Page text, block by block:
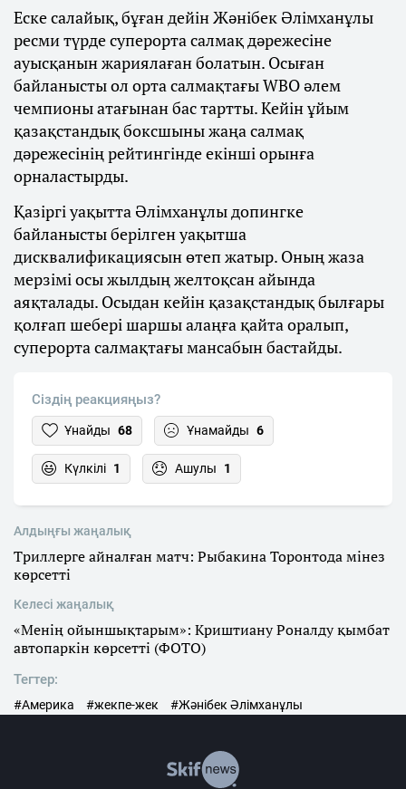
Еске салайық, бұған дейін Жәнібек Әлімханұлы
ресми түрде суперорта салмақ дәрежесіне
ауысқанын жариялаған болатын. Осыған
байланысты ол орта салмақтағы WBO әлем
чемпионы атағынан бас тартты. Кейін ұйым
қазақстандық боксшыны жаңа салмақ
дәрежесінің рейтингінде екінші орынға
орналастырды.
Қазіргі уақытта Әлімханұлы допингке
байланысты берілген уақытша
дисквалификациясын өтеп жатыр. Оның жаза
мерзімі осы жылдың желтоқсан айында
аяқталады. Осыдан кейін қазақстандық былғары
қолғап шебері шаршы алаңға қайта оралып,
суперорта салмақтағы мансабын бастайды.
Сіздің реакцияңыз?
Ұнайды 68 Ұнамайды 6
Күлкілі 1 Ашулы 1
Алдыңғы жаңалық
Триллерге айналған матч: Рыбакина Торонтода мінез
көрсетті
Келесі жаңалық
«Менің ойыншықтарым»: Криштиану Роналду қымбат
автопаркін көрсетті (ФОТО)
Тегтер:
#Америка #жекпе-жек #Жәнібек Әлімханұлы